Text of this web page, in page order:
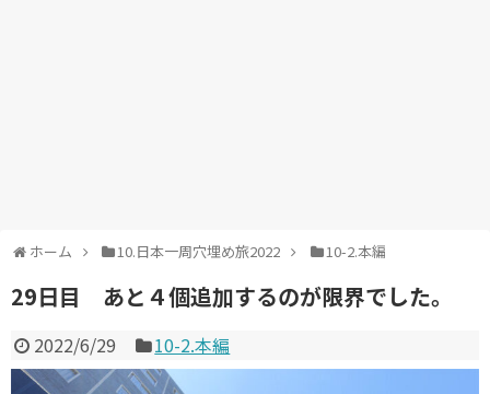
ホーム 10.日本一周穴埋め旅2022 10-2.本編
29日目 あと４個追加するのが限界でした。
2022/6/29 10-2.本編